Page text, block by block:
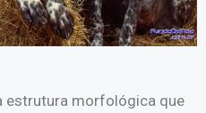
estrutura morfológica que